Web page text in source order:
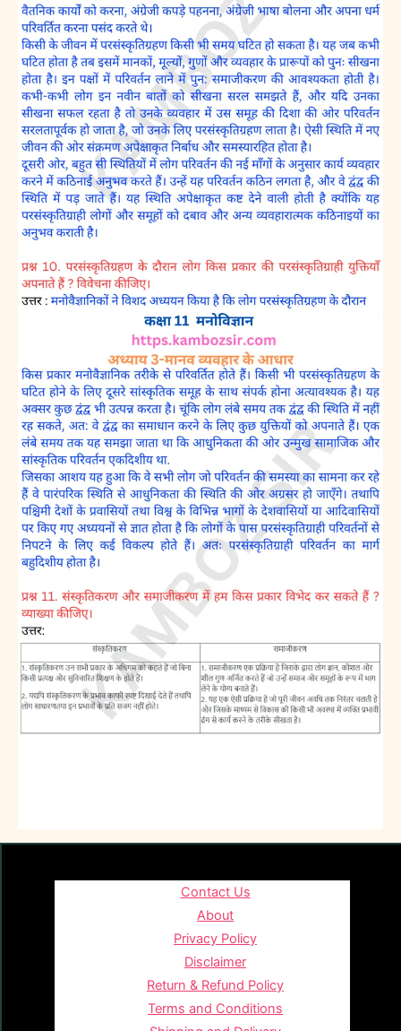
Contact Us
About
Privacy Policy
Disclaimer
Return & Refund Policy
Terms and Conditions